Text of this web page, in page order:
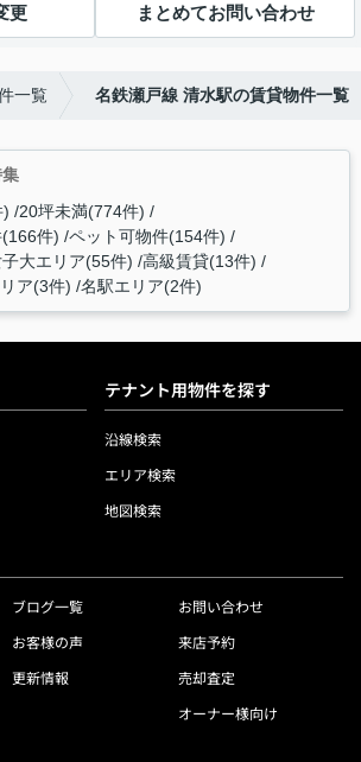
更 まとめてお問い合わせ
一覧 名鉄瀬戸線 清水駅の賃貸物件一覧
) 20坪未満(774件)
件) ペット可物件(154件)
大エリア(55件) 高級賃貸(13件)
ア(3件) 名駅エリア(2件)
テナント用物件を探す
沿線検索
エリア検索
地図検索
ブログ一覧
お客様の声
更新情報
お問い合わせ
来店予約
売却査定
オーナー様向け